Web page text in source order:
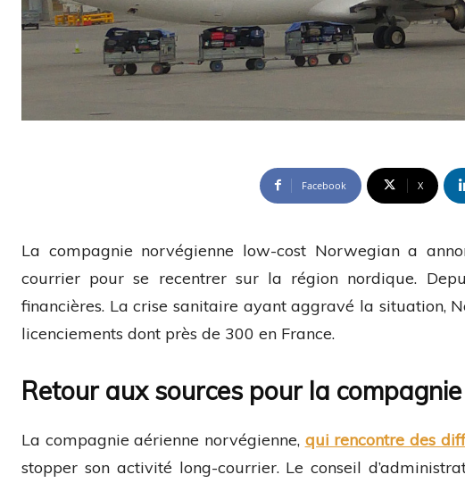
Facebook X
La compagnie norvégienne low-cost Norwegiana
courrier pour se recentrer sur la région nordique.
financières. Lacrise sanitaire ayant aggravé la situation,
licenciements dont près de 300 en France.
Retour aux sources pour la
La compagnie aérienne norvégienne, qui rencontre des
stopper son activité long-courrier. Le conseil